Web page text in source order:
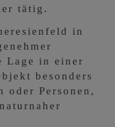
tätig.
in
Lage in einer
besonders
Personen,